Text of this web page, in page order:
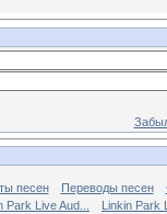
песен Переводы песен
Park Live Aud... Linkin Park